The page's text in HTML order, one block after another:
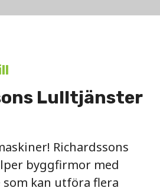
Lulltjänster
Richardssons
byggfirmor med
kan utföra flera